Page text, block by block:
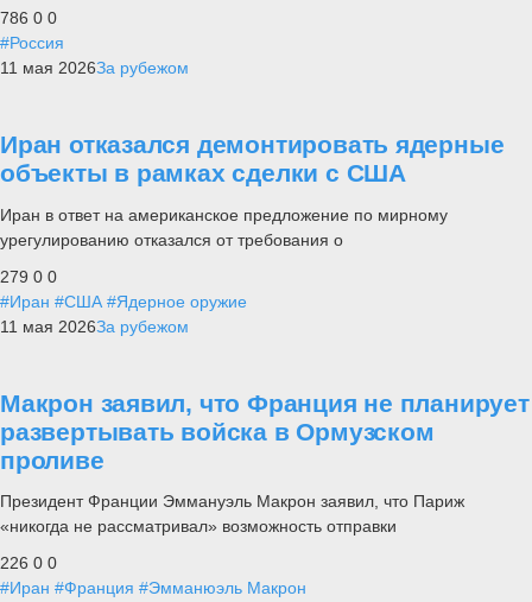
786 0 0
#Россия
11 мая 2026За рубежом
Иран отказался демонтировать ядерные
объекты в рамках сделки с США
Иран в ответ на американское предложение по мирному
урегулированию отказался от требования о
279 0 0
#Иран #США #Ядерное оружие
11 мая 2026За рубежом
Макрон заявил, что Франция не планирует
развертывать войска в Ормузском
проливе
Президент Франции Эммануэль Макрон заявил, что Париж
«никогда не рассматривал» возможность отправки
226 0 0
#Иран #Франция #Эмманюэль Макрон